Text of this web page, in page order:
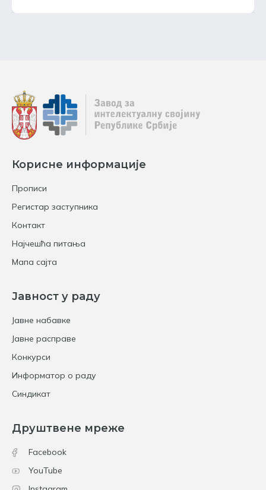
Корисне информације
Прописи
Регистар заступника
Контакт
Најчешћа питања
Мапа сајта
Јавност у раду
Јавне набавке
Јавне расправе
Конкурси
Информатор о раду
Синдикат
Друштвене мреже
Facebook
YouTube